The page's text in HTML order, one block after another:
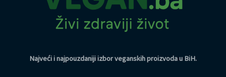
Najveći i najpouzdaniji izbor veganskih proizvoda u BiH.